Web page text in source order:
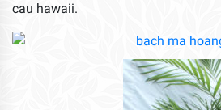
cau hawaii.